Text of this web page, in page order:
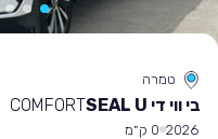
טמרה
בי ווי די SEAL U COMFORT
2026 0 ק״מ